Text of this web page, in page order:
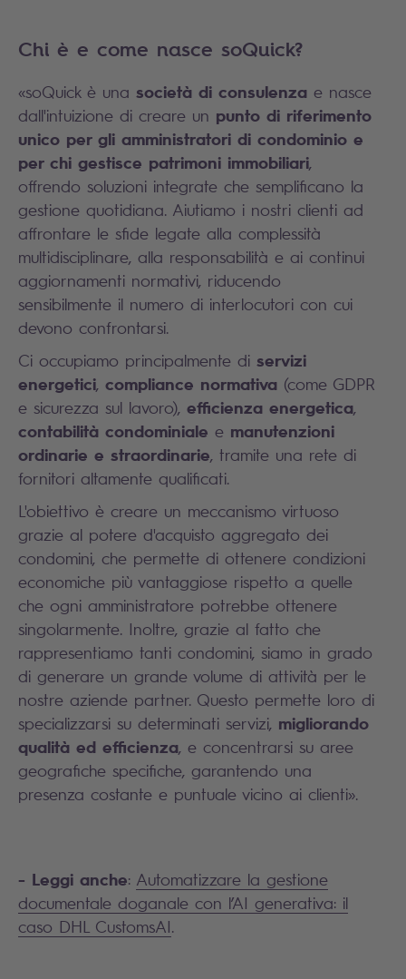
Chi è e come nasce soQuick?
«soQuick è una società di consulenza e nasce
dall'intuizione di creare un punto di riferimento
unico per gli amministratori di condominio e
per chi gestisce patrimoni immobiliari,
offrendo soluzioni integrate che semplificano la
gestione quotidiana. Aiutiamo i nostri clienti ad
affrontare le sfide legate alla complessità
multidisciplinare, alla responsabilità e ai continui
aggiornamenti normativi, riducendo
sensibilmente il numero di interlocutori con cui
devono confrontarsi.
Ci occupiamo principalmente di servizi
energetici, compliance normativa (come GDPR
e sicurezza sul lavoro), efficienza energetica,
contabilità condominiale e manutenzioni
ordinarie e straordinarie, tramite una rete di
fornitori altamente qualificati.
L'obiettivo è creare un meccanismo virtuoso
grazie al potere d'acquisto aggregato dei
condomini, che permette di ottenere condizioni
economiche più vantaggiose rispetto a quelle
che ogni amministratore potrebbe ottenere
singolarmente. Inoltre, grazie al fatto che
rappresentiamo tanti condomini, siamo in grado
di generare un grande volume di attività per le
nostre aziende partner. Questo permette loro di
specializzarsi su determinati servizi, migliorando
qualità ed efficienza, e concentrarsi su aree
geografiche specifiche, garantendo una
presenza costante e puntuale vicino ai clienti».
- Leggi anche: Automatizzare la gestione
documentale doganale con l’AI generativa: il
caso DHL CustomsAI.